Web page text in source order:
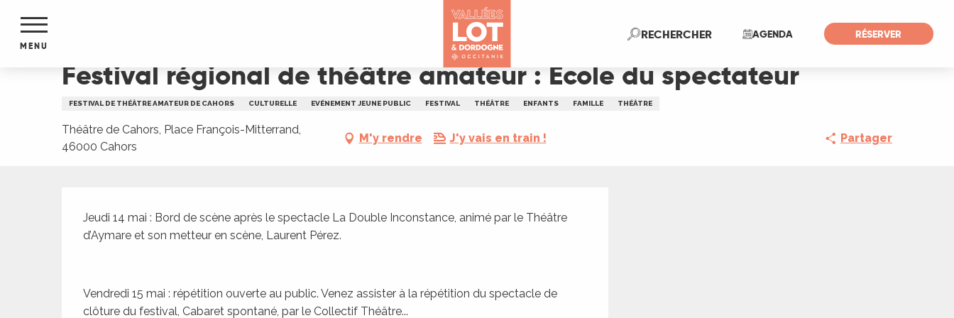
contenu
AGENDA RÉSERVER
RECHERCHERRecherche
MENU
Festival régional de théâtre amateur : Ecole du spectateur
FESTIVAL DE THÉÂTRE AMATEUR DE CAHORS CULTURELLE EVÉNEMENT JEUNE PUBLIC FESTIVAL THÉÂTRE ENFANTS FAMILLE THÉÂTRE
Théâtre de Cahors, Place François-Mitterrand,
46000 Cahors
M'y rendre J'y vais en train ! Partager
Description
Jeudi 14 mai : Bord de scène après le spectacle La Double Inconstance, animé par le Théâtre
d’Aymare et son metteur en scène, Laurent Pérez.
Vendredi 15 mai : répétition ouverte au public. Venez assister à la répétition du spectacle de
clôture du festival, Cabaret spontané, par le Collectif Théâtre...